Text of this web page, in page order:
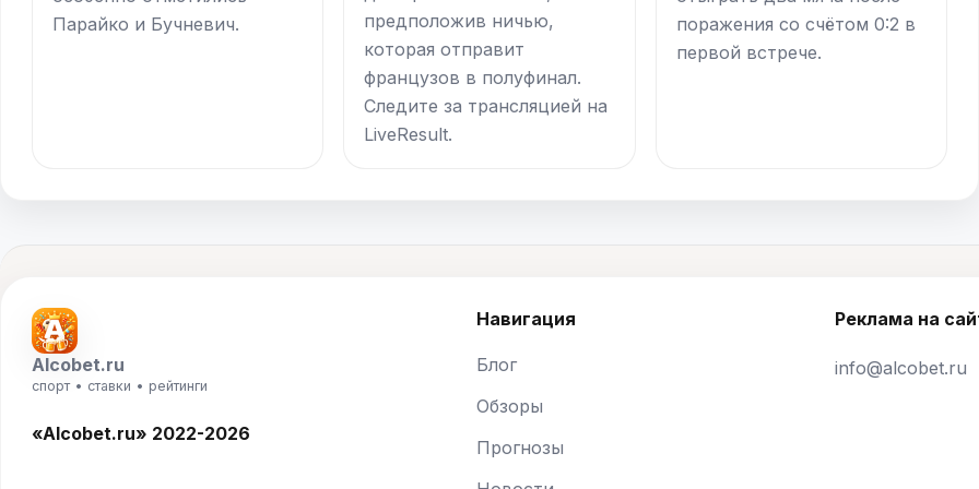
Парайко и Бучневич.
предположив ничью,
которая отправит
французов в полуфинал.
Следите за трансляцией на
LiveResult.
поражения со счётом 0:2 в
первой встрече.
Alcobet.ru
спорт • ставки • рейтинги
«Alcobet.ru» 2022-2026
Навигация
Блог
Обзоры
Прогнозы
Реклама на
info@alcobet.ru